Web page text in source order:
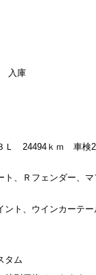
入庫
Ｌ 24494ｋｍ 車検
ト、Ｒフェンダー、マ
ント、ウインカーテー
タム